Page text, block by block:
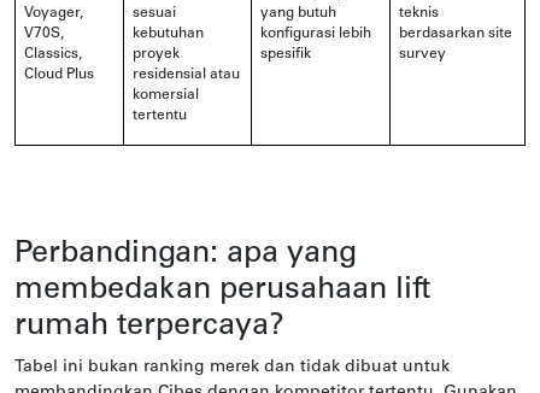
Voyager,
V70S,
Classics,
Cloud Plus
sesuai
kebutuhan
proyek
residensial atau
komersial
tertentu
yang butuh
konfigurasi lebih
spesifik
teknis
berdasarkan site
survey
Perbandingan: apa yang
membedakan perusahaan lift
rumah terpercaya?
Tabel ini bukan ranking merek dan tidak dibuat untuk